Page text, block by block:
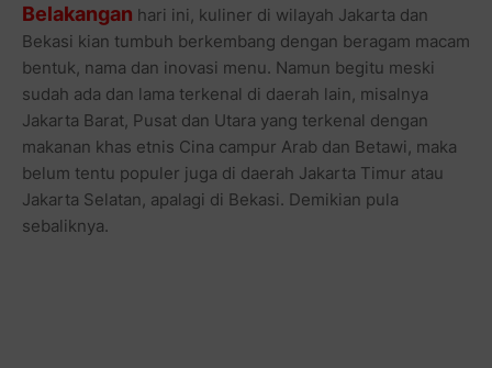
Belakangan hari ini, kuliner di wilayah Jakarta dan
Bekasi kian tumbuh berkembang dengan beragam macam
bentuk, nama dan inovasi menu. Namun begitu meski
sudah ada dan lama terkenal di daerah lain, misalnya
Jakarta Barat, Pusat dan Utara yang terkenal dengan
makanan khas etnis Cina campur Arab dan Betawi, maka
belum tentu populer juga di daerah Jakarta Timur atau
Jakarta Selatan, apalagi di Bekasi. Demikian pula
sebaliknya.